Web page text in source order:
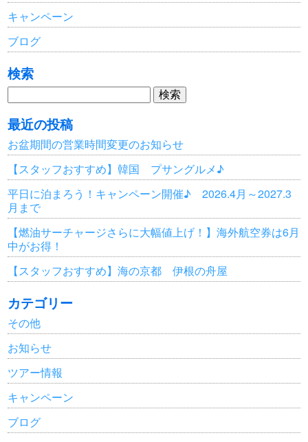
キャンペーン
ブログ
検索
検
索:
最近の投稿
お盆期間の営業時間変更のお知らせ
【スタッフおすすめ】韓国 プサングルメ♪
平日に泊まろう！キャンペーン開催♪ 2026.4月～2027.3
月まで
【燃油サーチャージさらに大幅値上げ！】海外航空券は6月
中がお得！
【スタッフおすすめ】海の京都 伊根の舟屋
カテゴリー
その他
お知らせ
ツアー情報
キャンペーン
ブログ